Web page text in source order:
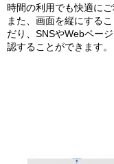
時間の利用でも快適にご
また、画面を縦にする
だり、SNSやWebペー
認することができます。